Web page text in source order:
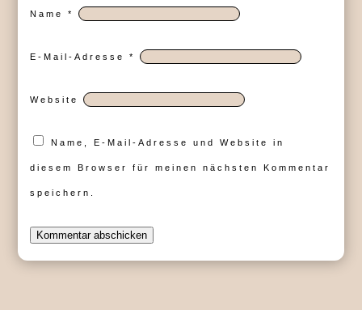
Name*
E-Mail-Adresse*
Website
Name, E-Mail-Adresse und Website in
diesem Browser für meinen nächsten Kommentar
speichern.
Kommentar abschicken